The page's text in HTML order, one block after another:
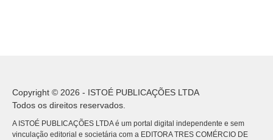
Copyright © 2026 - ISTOÉ PUBLICAÇÕES LTDA
Todos os direitos reservados.
A ISTOÉ PUBLICAÇÕES LTDA é um portal digital independente e sem
vinculação editorial e societária com a EDITORA TRES COMÉRCIO DE